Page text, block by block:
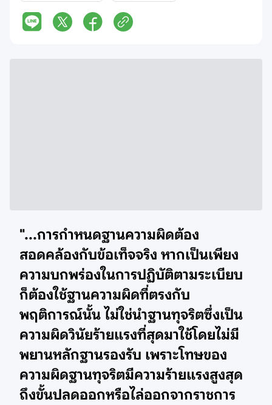
"...การกำหนดฐานความผิดต้อง
สอดคล้องกับข้อเท็จจริง หากเป็นเพียง
ความบกพร่องในการปฏิบัติตามระเบียบ
ก็ต้องใช้ฐานความผิดที่ตรงกับ
พฤติการณ์นั้น ไม่ใช่นำฐานทุจริตซึ่งเป็น
ความผิดวินัยร้ายแรงที่สุดมาใช้โดยไม่มี
พยานหลักฐานรองรับ เพราะโทษของ
ความผิดฐานทุจริตมีความร้ายแรงสูงสุด
ถึงขั้นปลดออกหรือไล่ออกจากราชการ